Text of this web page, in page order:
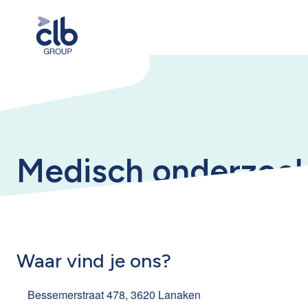
Medisch
Waar vind je ons?
Bessemerstraat 478, 3620 Lanaken